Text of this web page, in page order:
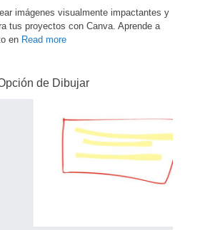
imágenes visualmente impactantes y
tus proyectos con Canva. Aprende a
en Read more
de Dibujar